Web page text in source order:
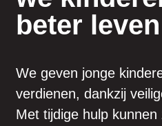
beter leven
We geven jonge
verdienen, dankzij
Met tijdige hulp